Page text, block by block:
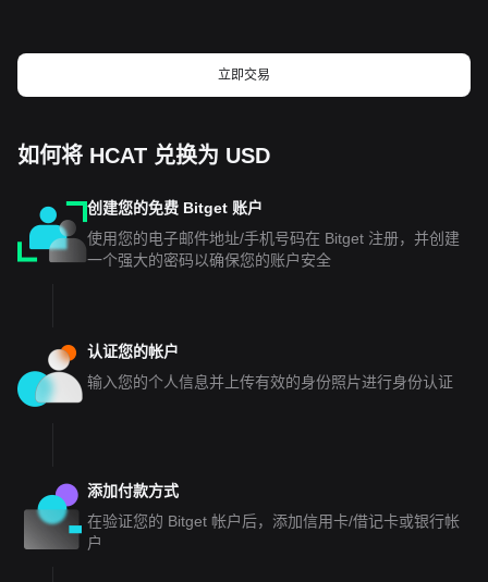
立即交易
如何将 HCAT 兑换为 USD
创建您的免费 Bitget 账户
使用您的电子邮件地址/手机号码在 Bitget 注册，并创建
一个强大的密码以确保您的账户安全
认证您的帐户
输入您的个人信息并上传有效的身份照片进行身份认证
添加付款方式
在验证您的 Bitget 帐户后，添加信用卡/借记卡或银行帐
户